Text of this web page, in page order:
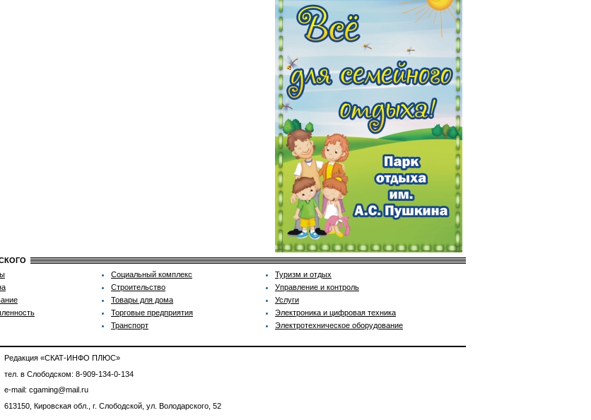
Социальный комплекс
Строительство
Товары для дома
Торговые предприятия
Транспорт
Туризм и отдых
Управление и контроль
Услуги
Электроника и цифровая техника
Электротехническое оборудование
Редакция «СКАТ-ИНФО ПЛЮС»
тел. в Слободском: 8-909-134-0-134
e-mail: cgaming@mail.ru
613150, Кировская обл., г. Слободской, ул. Володарского, 52